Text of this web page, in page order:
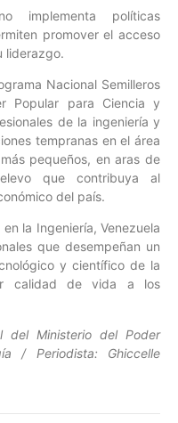
implementa políticas
promover el acceso
liderazgo.
Nacional Semilleros
Popular para Ciencia y
de la ingeniería y
tempranas en el área
pequeños, en aras de
que contribuya al
del país.
la Ingeniería, Venezuela
que desempeñan un
y científico de la
calidad de vida a los
del Ministerio del Poder
/ Periodista: Ghiccelle